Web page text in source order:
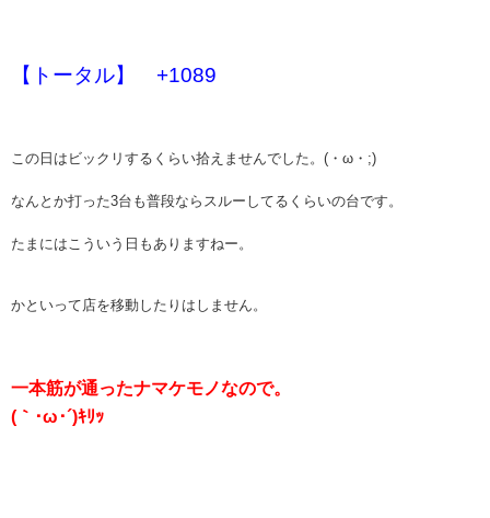
【トータル】 +1089
この日はビックリするくらい拾えませんでした。(・ω・;)
なんとか打った3台も普段ならスルーしてるくらいの台です。
たまにはこういう日もありますねー。
かといって店を移動したりはしません。
一本筋が通ったナマケモノなので。
(｀･ω･´)ｷﾘｯ